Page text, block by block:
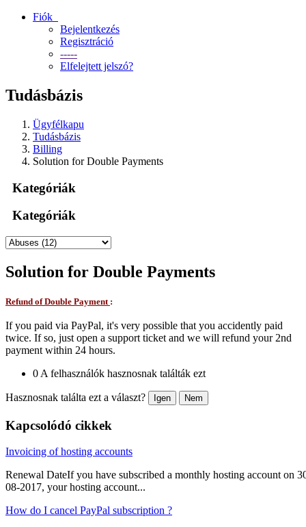
Fiók
Bejelentkezés
Regisztráció
-----
Elfelejtett jelszó?
Tudásbázis
Ügyfélkapu
Tudásbázis
Billing
Solution for Double Payments
Kategóriák
Kategóriák
Solution for Double Payments
Refund of Double Payment :
If you paid via PayPal, it's very possible that you accidently paid
twice. If so, just open a support ticket and we will refund your 2nd
payment within 24 hours.
0 A felhasználók hasznosnak találták ezt
Hasznosnak találta ezt a választ? Igen Nem
Kapcsolódó cikkek
Invoicing of hosting accounts
Renewal DateIf you have subscribed a monthly hosting account on
08-2017, your hosting account...
How do I cancel PayPal subscription ?